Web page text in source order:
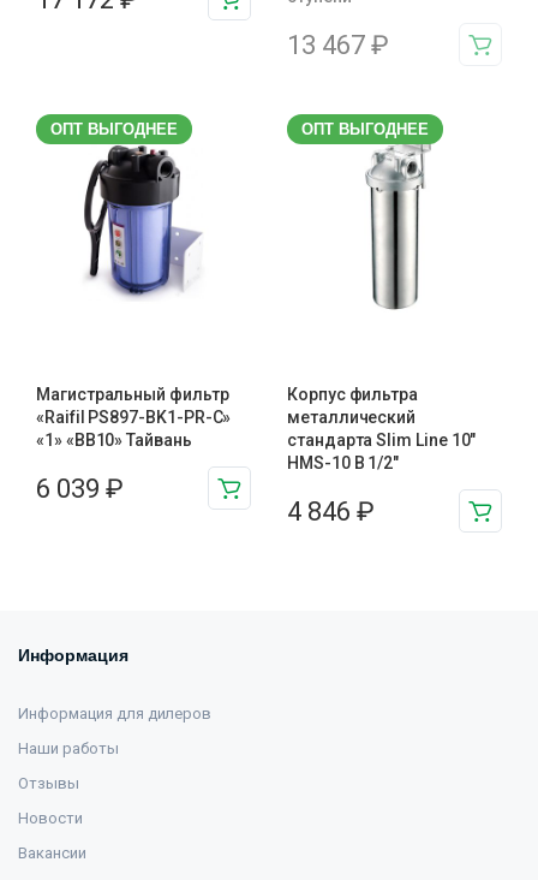
13 467 ₽
ОПТ ВЫГОДНЕЕ
Магистральный фильтр
«Raifil PS897-BK1-PR-С»
«1» «BB10» Тайвань
6 039 ₽
ОПТ ВЫГОДНЕЕ
Корпус фильтра
металлический
стандарта Slim Line 10″
HMS-10 B 1/2″
4 846 ₽
Информация
Информация для дилеров
Наши работы
Отзывы
Новости
Вакансии